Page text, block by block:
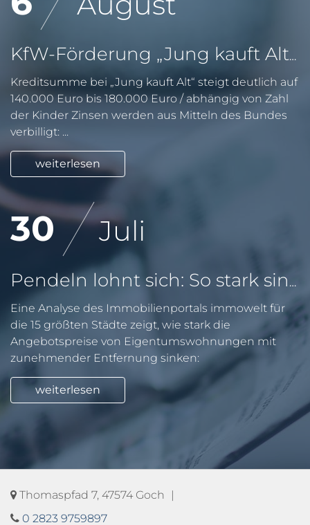
KfW-Förderung „Jung kauft Alt“: Höhere Kredite ab August 2026
Kreditsumme bei „Jung kauft Alt“ steigt deutlich auf
140.000 Euro bis 180.000 Euro / abhängig von Zahl
der Kinder Zinsen werden aus Mitteln des Bundes
verbilligt: ...
weiterlesen
30 Juli
Pendeln lohnt sich: So stark sinken Wohnungspreise im Umland
Eine Analyse des Immobilienportals immowelt für
die 15 größten Städte zeigt, wie stark die
Angebotspreise von Eigentumswohnungen mit
zunehmender Entfernung sinken:
weiterlesen
Thomaspfad 7, 47574 Goch
0 2823 9759897